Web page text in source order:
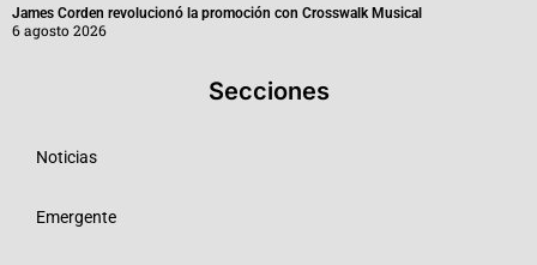
James Corden revolucionó la promoción con Crosswalk Musical
6 agosto 2026
Secciones
Noticias
Emergente